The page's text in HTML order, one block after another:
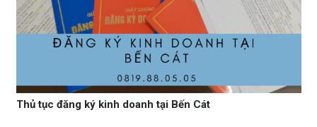
Thủ tục đăng ký kinh doanh tại Bến Cát